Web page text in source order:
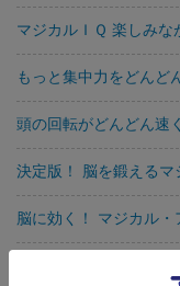
マジカルＩＱ 楽しみな
もっと集中力をどんど
頭の回転がどんどん速
決定版！ 脳を鍛える
脳に効く！ マジカル・